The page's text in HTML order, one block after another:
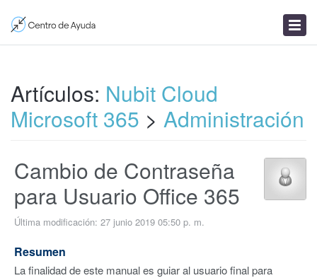
Enviar un ticket
Artículos: Nubit Cloud
Microsoft 365 > Administración
Cambio de Contraseña
para Usuario Office 365
Última modificación: 27 junio 2019 05:50 p. m.
Resumen
La finalidad de este manual es guiar al usuario final para